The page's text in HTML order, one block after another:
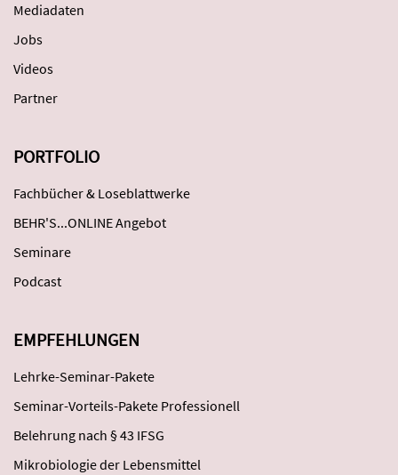
Mediadaten
Jobs
Videos
Partner
PORTFOLIO
Fachbücher & Loseblattwerke
BEHR'S...ONLINE Angebot
Seminare
Podcast
EMPFEHLUNGEN
Lehrke-Seminar-Pakete
Seminar-Vorteils-Pakete Professionell
Belehrung nach § 43 IFSG
Mikrobiologie der Lebensmittel